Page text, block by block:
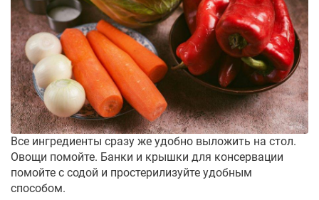
Все ингредиенты сразу же удобно выложить на стол.
Овощи помойте. Банки и крышки для консервации
помойте с содой и простерилизуйте удобным
способом.